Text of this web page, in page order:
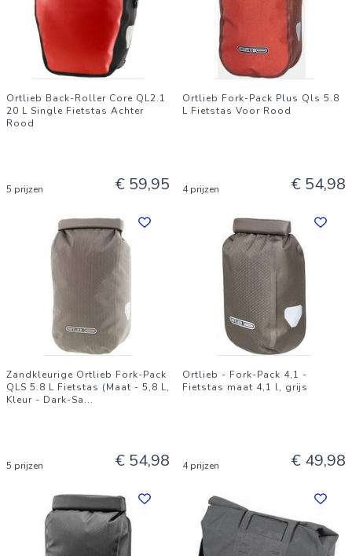
Ortlieb Back-Roller Core QL2.1
20 L Single Fietstas Achter
Rood
5 prijzen € 59,95
Ortlieb Fork-Pack Plus Qls 5.8
L Fietstas Voor Rood
4 prijzen € 54,98
Zandkleurige Ortlieb Fork-Pack
QLS 5.8 L Fietstas (Maat - 5,8 L,
Kleur - Dark-Sa...
5 prijzen € 54,98
Ortlieb - Fork-Pack 4,1 -
Fietstas maat 4,1 l, grijs
4 prijzen € 49,98